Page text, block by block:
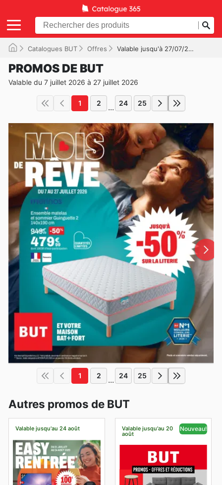
Catalogues BUT Offres Valable jusqu'à 27/07/2026
PROMOS DE BUT
Valable du 7 juillet 2026 à 27 juillet 2026
1 2 ... 24 25
1 2 ... 24 25
Autres promos de BUT
Valable jusqu'au 24 août Valable jusqu'au 20
août
Nouveau!